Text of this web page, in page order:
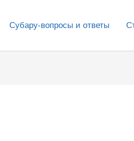
Субару-вопросы и ответы